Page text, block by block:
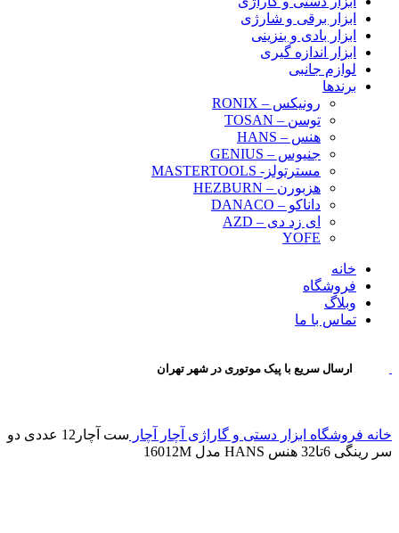
ابزار برقی و شارژی
ابزار بادی و بنزینی
ابزار اندازه گیری
لوازم جانبی
برندها
رونیکس – RONIX
توسن – TOSAN
هنس – HANS
جنیوس – GENIUS
مسترتولز- MASTERTOOLS
هزبورن – HEZBURN
داناکو – DANACO
ای زد دی – AZD
YOFE
خانه
فروشگاه
وبلاگ
تماس با ما
ارسال سریع با پیک موتوری در شهر تهران
خانه فروشگاه ابزار دستی و گاراژی آچار آچار
ست آچار12 عددی دو
سر رینگی 6تا32 هنس HANS مدل 16012M